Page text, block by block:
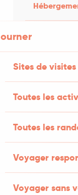
Sites de visites
Toutes les
Toutes les
Voyager
Voyager sans
à 3km